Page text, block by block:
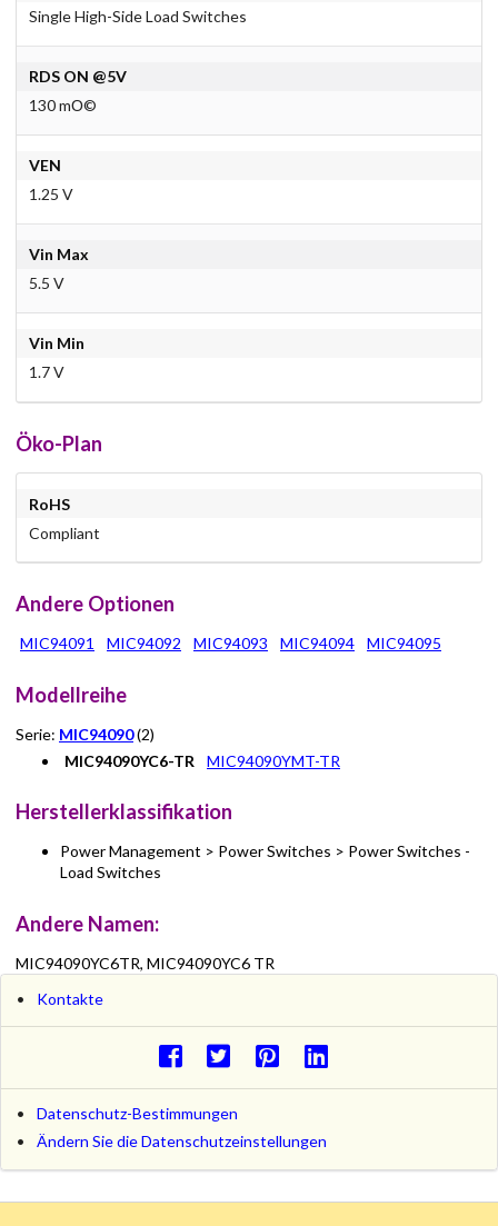
Single High-Side Load Switches
RDS ON @5V
130 mО©
VEN
1.25 V
Vin Max
5.5 V
Vin Min
1.7 V
Öko-Plan
RoHS
Compliant
Andere Optionen
MIC94091 MIC94092 MIC94093 MIC94094 MIC94095
Modellreihe
Serie: MIC94090(2)
MIC94090YC6-TR
MIC94090YMT-TR
Herstellerklassifikation
Power Management > Power Switches > Power Switches -
Load Switches
Andere Namen:
MIC94090YC6TR, MIC94090YC6 TR
Kontakte
Datenschutz-Bestimmungen
Ändern Sie die Datenschutzeinstellungen